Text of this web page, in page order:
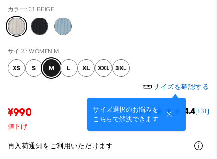
カラー: 31 BEIGE
サイズ: WOMEN M
XS S M L XL XXL 3XL
サイズを確認する
サイズ選択のお悩みを
こちらで解決できます
¥990 4.4(131)
値下げ
再入荷通知をご利用いただけます